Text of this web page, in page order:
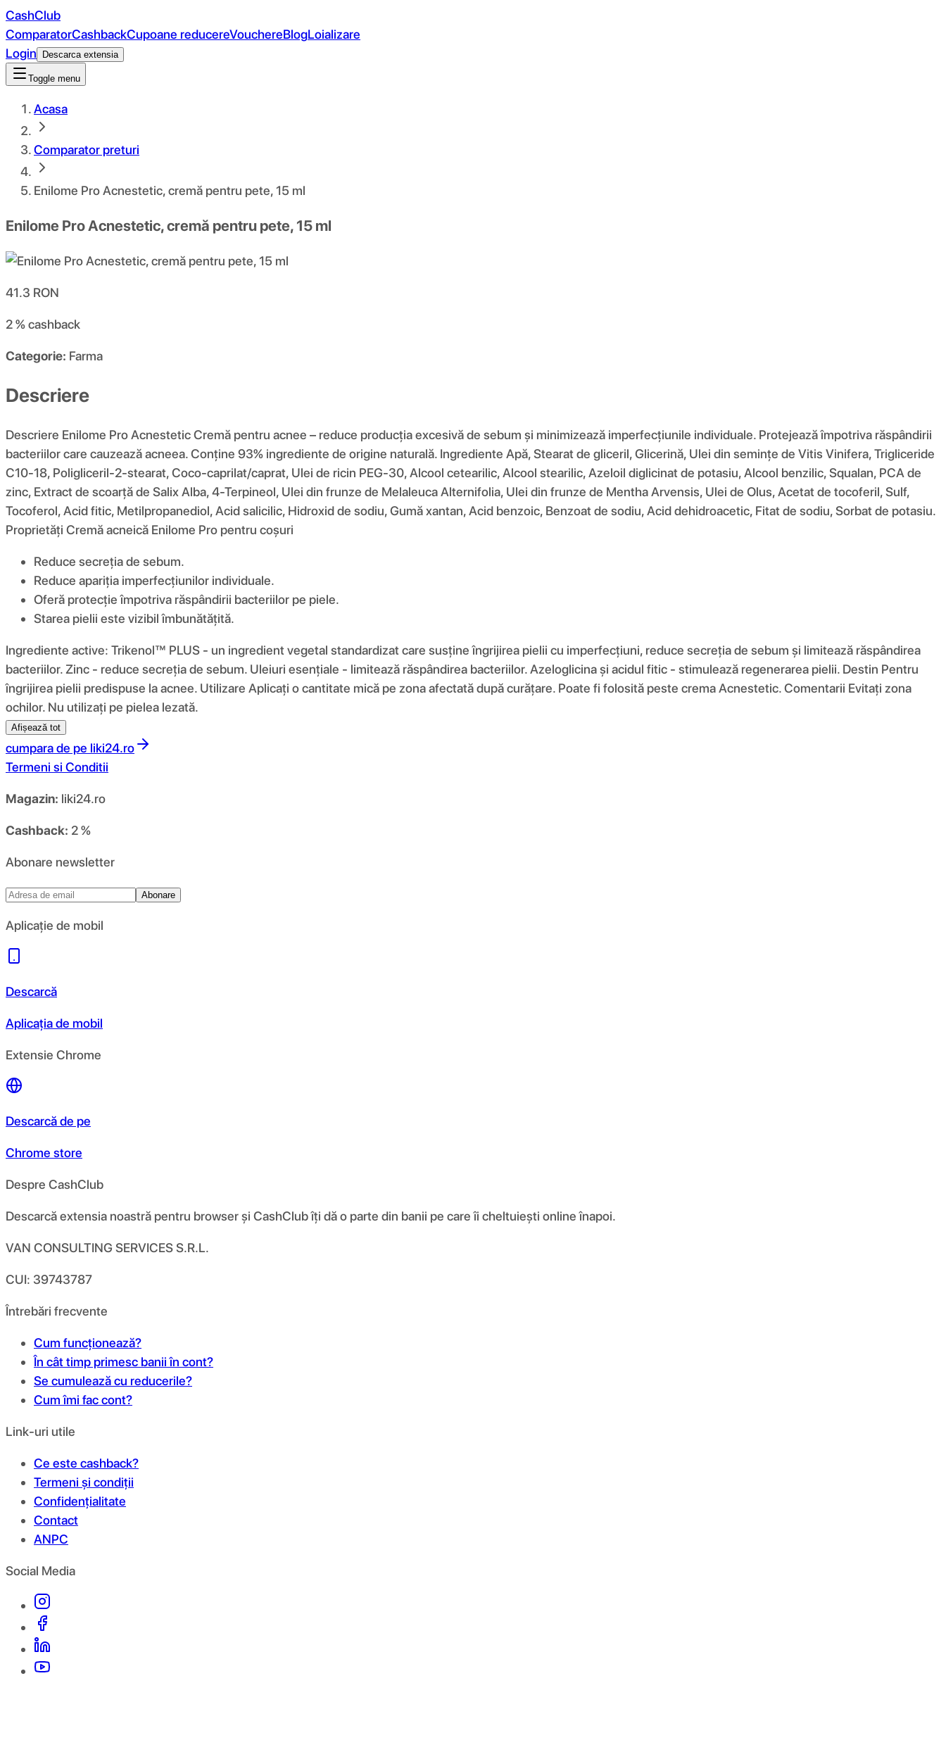
CashClub
ComparatorCashbackCupoane reducereVouchereBlogLoializare
Login
Descarca extensia
Toggle menu
Acasa
Comparator preturi
Enilome Pro Acnestetic, cremă pentru pete, 15 ml
Enilome Pro Acnestetic, cremă pentru pete, 15 ml
41.3 RON
2 %cashback
Categorie: Farma
Descriere
Descriere Enilome Pro Acnestetic Cremă pentru acnee – reduce producția excesivă de sebum și minimizează imperfecțiunile individuale. Protejează împotriva răspândirii
bacteriilor care cauzează acneea. Conține 93% ingrediente de origine naturală. Ingrediente Apă, Stearat de gliceril, Glicerină, Ulei din semințe de Vitis Vinifera, Trigliceride
C10-18, Poligliceril-2-stearat, Coco-caprilat/caprat, Ulei de ricin PEG-30, Alcool cetearilic, Alcool stearilic, Azeloil diglicinat de potasiu, Alcool benzilic, Squalan, PCA de
zinc, Extract de scoarță de Salix Alba, 4-Terpineol, Ulei din frunze de Melaleuca Alternifolia, Ulei din frunze de Mentha Arvensis, Ulei de Olus, Acetat de tocoferil, Sulf,
Tocoferol, Acid fitic, Metilpropanediol, Acid salicilic, Hidroxid de sodiu, Gumă xantan, Acid benzoic, Benzoat de sodiu, Acid dehidroacetic, Fitat de sodiu, Sorbat de potasiu.
Proprietăți Cremă acneică Enilome Pro pentru coșuri
Reduce secreția de sebum.
Reduce apariția imperfecțiunilor individuale.
Oferă protecție împotriva răspândirii bacteriilor pe piele.
Starea pielii este vizibil îmbunătățită.
Ingrediente active: Trikenol™ PLUS - un ingredient vegetal standardizat care susține îngrijirea pielii cu imperfecțiuni, reduce secreția de sebum și limitează răspândirea
bacteriilor. Zinc - reduce secreția de sebum. Uleiuri esențiale - limitează răspândirea bacteriilor. Azeloglicina și acidul fitic - stimulează regenerarea pielii. Destin Pentru
îngrijirea pielii predispuse la acnee. Utilizare Aplicați o cantitate mică pe zona afectată după curățare. Poate fi folosită peste crema Acnestetic. Comentarii Evitați zona
ochilor. Nu utilizați pe pielea lezată.
Afișează tot
cumpara de pe liki24.ro
Termeni si Conditii
Magazin: liki24.ro
Cashback: 2 %
Abonare newsletter
Abonare
Aplicație de mobil
Descarcă
Aplicația de mobil
Extensie Chrome
Descarcă de pe
Chrome store
Despre CashClub
Descarcă extensia noastră pentru browser și CashClub îți dă o parte din banii pe care îi cheltuiești online înapoi.
VAN CONSULTING SERVICES S.R.L.
CUI: 39743787
Întrebări frecvente
Cum funcționează?
În cât timp primesc banii în cont?
Se cumulează cu reducerile?
Cum îmi fac cont?
Link-uri utile
Ce este cashback?
Termeni și condiții
Confidențialitate
Contact
ANPC
Social Media